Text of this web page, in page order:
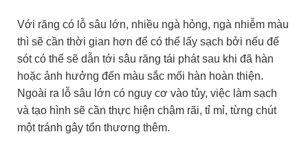
Với răng có lỗ sâu lớn, nhiều ngà hỏng, ngà nhiễm màu
thì sẽ cần thời gian hơn để có thể lấy sạch bởi nếu để
sót có thể sẽ dẫn tới sâu răng tái phát sau khi đã hàn
hoặc ảnh hưởng đến màu sắc mối hàn hoàn thiện.
Ngoài ra lỗ sâu lớn có nguy cơ vào tủy, việc làm sạch
và tạo hình sẽ cần thực hiện chậm rãi, tỉ mỉ, từng chút
một tránh gây tổn thương thêm.